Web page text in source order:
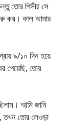
তোর পিসীর সে
কর। কাল আমার
৯/১০ দিন হয়ে
পেয়েছি, তোর
আমি জানি
তখন তোর লেওড়া